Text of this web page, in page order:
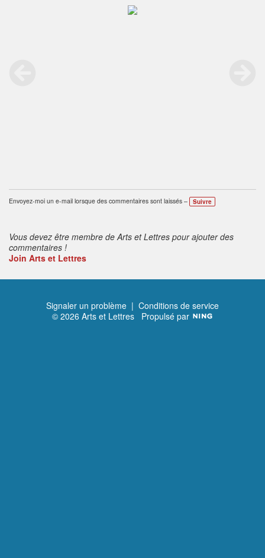
Envoyez-moi un e-mail lorsque des commentaires sont laissés – Suivre
Vous devez être membre de Arts et Lettres pour ajouter des
commentaires !
Join Arts et Lettres
Signaler un problème | Conditions de service
© 2026 Arts et Lettres Propulsé par